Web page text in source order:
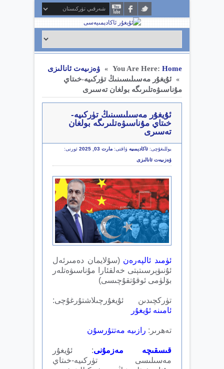
You Are Here: Home
» ۋەزىيەت ئانالىزى
» ئۇيغۇر مەسىلىسىنىڭ تۈركىيە-خىتاي
مۇناسىۋەتلىرىگە بولغان تەسىرى
ئۇيغۇر مەسىلىسىنىڭ تۈركىيە-
خىتاي مۇناسىۋەتلىرىگە بولغان
تەسىرى
يوللىغۇچى: ئاكادېمىيە ۋاقتى: مارت 03, 2025
ئورنى:
ۋەزىيەت ئانالىزى
ئۈمىد ئالپەرەن(سۇلايمان دەمىرئەل
ئۇنىۋېرسىتېتى خەلقئارا مۇناسىۋەتلەر
بۆلۈمى ئوقۇتقۇچىسى)
تۈركچىدىن ئۇيغۇرچىلاشتۇرغۇچى:
ئامىنە ئۇيغۇر
تەھرىر: رازىيە مەتتۇرسۇن
قىسقىچە مەزمۇنى: ئۇيغۇر
مەسىلىسى تۈركىيە-خىتاي